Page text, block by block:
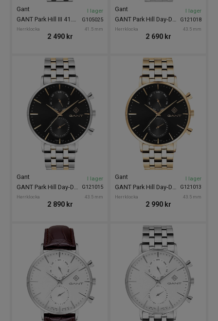
G105025
Gant
Herrklocka 41.5 mm
GANT Park Hill III 41.5mm
I lager
2 490 kr
G121018
Gant
Herrklocka 43.5 mm
GANT Park Hill Day-Date II 43,5mm
I lager
2 690 kr
G121015
Gant
Herrklocka 43.5 mm
I lager
2 890 kr
G121013
Gant
Herrklocka 43.5 mm
I lager
2 990 kr